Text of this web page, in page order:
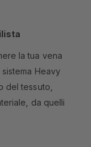
la tua vena
Heavy
del tessuto,
da quelli